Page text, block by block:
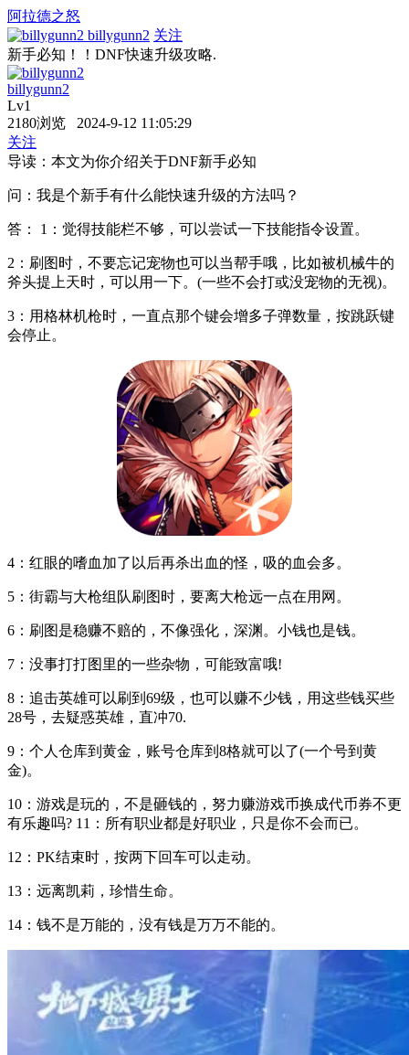
阿拉德之怒
billygunn2 关注
新手必知！！DNF快速升级攻略.
billygunn2
Lv1
2180浏览 2024-9-12 11:05:29
关注
导读：本文为你介绍关于DNF新手必知
问：我是个新手有什么能快速升级的方法吗？
答： 1：觉得技能栏不够，可以尝试一下技能指令设置。
2：刷图时，不要忘记宠物也可以当帮手哦，比如被机械牛的
斧头提上天时，可以用一下。(一些不会打或没宠物的无视)。
3：用格林机枪时，一直点那个键会增多子弹数量，按跳跃键
会停止。
4：红眼的嗜血加了以后再杀出血的怪，吸的血会多。
5：街霸与大枪组队刷图时，要离大枪远一点在用网。
6：刷图是稳赚不赔的，不像强化，深渊。小钱也是钱。
7：没事打打图里的一些杂物，可能致富哦!
8：追击英雄可以刷到69级，也可以赚不少钱，用这些钱买些
28号，去疑惑英雄，直冲70.
9：个人仓库到黄金，账号仓库到8格就可以了(一个号到黄
金)。
10：游戏是玩的，不是砸钱的，努力赚游戏币换成代币券不更
有乐趣吗? 11：所有职业都是好职业，只是你不会而已。
12：PK结束时，按两下回车可以走动。
13：远离凯莉，珍惜生命。
14：钱不是万能的，没有钱是万万不能的。